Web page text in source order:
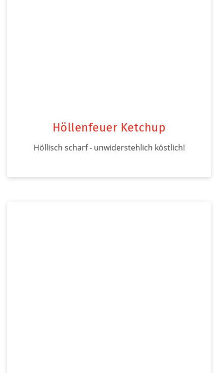
Höllenfeuer Ketchup
Höllisch scharf - unwiderstehlich köstlich!